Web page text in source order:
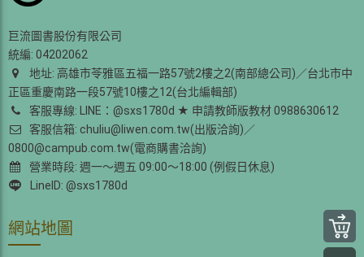
巨流圖書股份有限公司
統編: 04202062
地址: 高雄市苓雅區五福一路57號2樓之2(南部總公司)／台北市中
正區重慶南路一段57號10樓之12(台北編輯部)
客服專線: LINE：@sxs1780d ★ 申請教師版教材 0988630612
客服信箱: chuliu@liwen.com.tw(出版洽詢)／
0800@campub.com.tw(電商購書洽詢)
營業時段: 週一～週五 09:00～18:00 (例假日休息)
LineID: @sxs1780d
網站地圖